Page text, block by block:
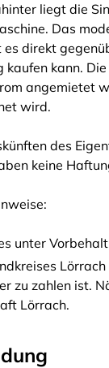
liegt die
Das
direkt
kann.
angemietet
wird.
des
keine
unter
zu zahlen ist.
Lörrach.